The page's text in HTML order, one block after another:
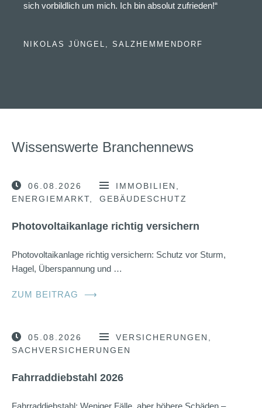
sich vorbildlich um mich. Ich bin absolut zufrieden!“
NIKOLAS JÜNGEL, SALZHEMMENDORF
Wissenswerte Branchennews
06.08.2026
IMMOBILIEN
ENERGIEMARKT
GEBÄUDESCHUTZ
Photovoltaikanlage richtig versichern
Photovoltaikanlage richtig versichern: Schutz vor Sturm,
Hagel, Überspannung und …
ZUM BEITRAG ⟶
05.08.2026
VERSICHERUNGEN
SACHVERSICHERUNGEN
Fahrraddiebstahl 2026
Fahrraddiebstahl: Weniger Fälle, aber höhere Schäden –